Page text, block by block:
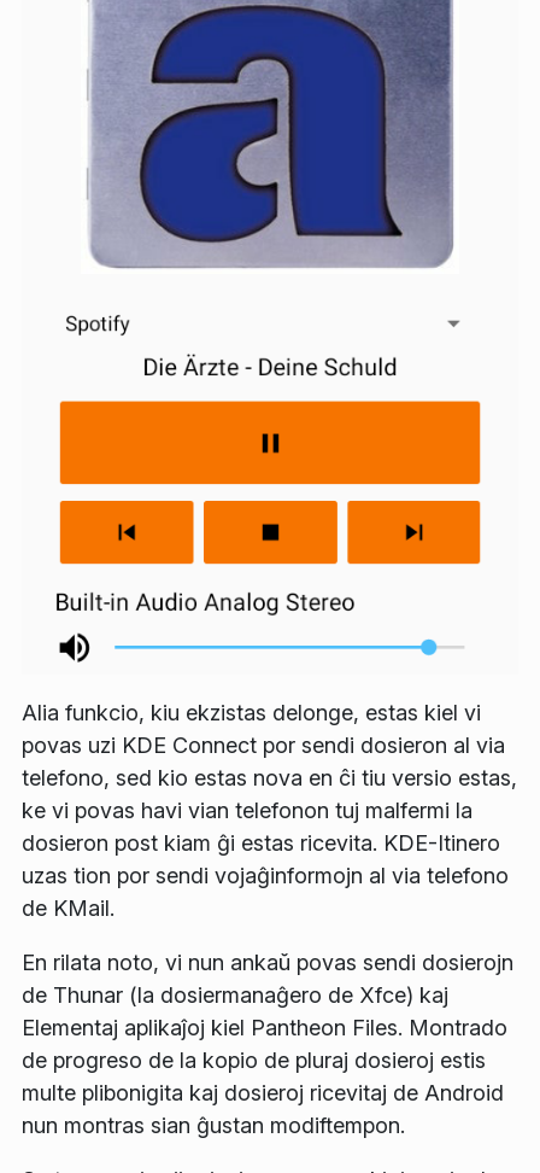
Alia funkcio, kiu ekzistas delonge, estas kiel vi
povas uzi KDE Connect por sendi dosieron al via
telefono, sed kio estas nova en ĉi tiu versio estas,
ke vi povas havi vian telefonon tuj malfermi la
dosieron post kiam ĝi estas ricevita. KDE-Itinero
uzas tion por sendi vojaĝinformojn al via telefono
de KMail.
En rilata noto, vi nun ankaŭ povas sendi dosierojn
de Thunar (la dosiermanaĝero de Xfce) kaj
Elementaj aplikaĵoj kiel Pantheon Files. Montrado
de progreso de la kopio de pluraj dosieroj estis
multe plibonigita kaj dosieroj ricevitaj de Android
nun montras sian ĝustan modiftempon.